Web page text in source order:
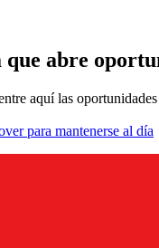
abre
aquí las
para mantenerse al día